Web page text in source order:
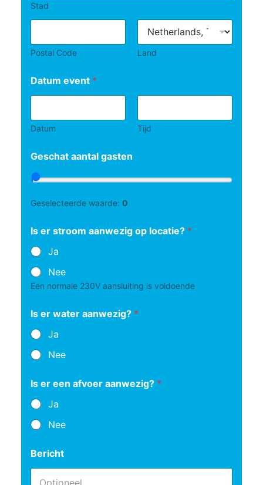
Stad
Postal Code Land
Datum event *
Datum Tijd
Geschat aantal gasten
Geselecteerde waarde: 0
Is er stroom aanwezig op locatie? *
Ja
Nee
Een normale 230V aansluiting is voldoende
Is er water aanwezig? *
Ja
Nee
Is er een afvoer aanwezig? *
Ja
Nee
Bericht